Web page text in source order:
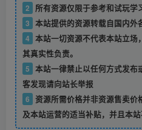
2
所有资源仅限于参考和试玩学
3 本站提供的资源转载自国内外
4 本站一切资源不代表本站立场
其真实性负责。
5 本站一律禁止以任何方式发布
客发现请向站长举报
6
资源所需价格并非资源售卖价
及本站运营的适当补贴，并且本